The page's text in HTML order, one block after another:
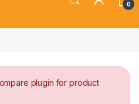
0
plugin for product